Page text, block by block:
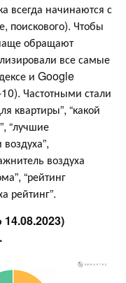
всегда начинаются с
поискового). Чтобы
обращают
все самые
и Google
Частотными стали
квартиры”, “какой
“лучшие
воздуха
“рейтинг
рейтинг”.
14.08.2023)